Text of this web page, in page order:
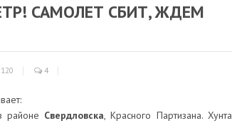
САМОЛЕТ СБИТ, ЖДЕМ
4
районе Свердловска, Красного Партизана. Хунта